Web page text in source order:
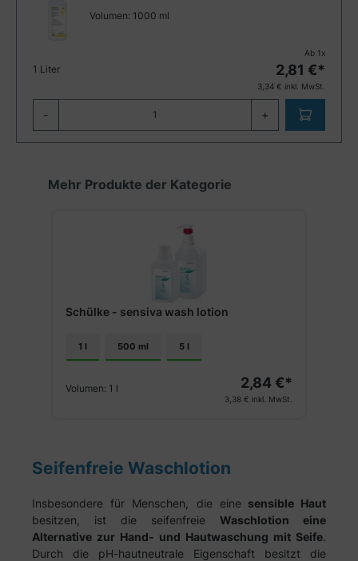
Volumen: 1000 ml
1 Liter
Ab 1 x
2,81 €*
3,34 € inkl. MwSt.
- +
Produktgalerie überspringen
Mehr Produkte der Kategorie
Schülke - sensiva wash lotion
1 l 500 ml 5 l
Volumen: 1 l 2,84 €*
3,38 € inkl. MwSt.
Seifenfreie Waschlotion
Insbesondere für Menschen, die einesensible Haut
besitzen, ist die seifenfreie Waschlotion eine
Alternative zur Hand- und Hautwaschung mit Seife.
Durch die pH-hautneutrale Eigenschaft besitzt die